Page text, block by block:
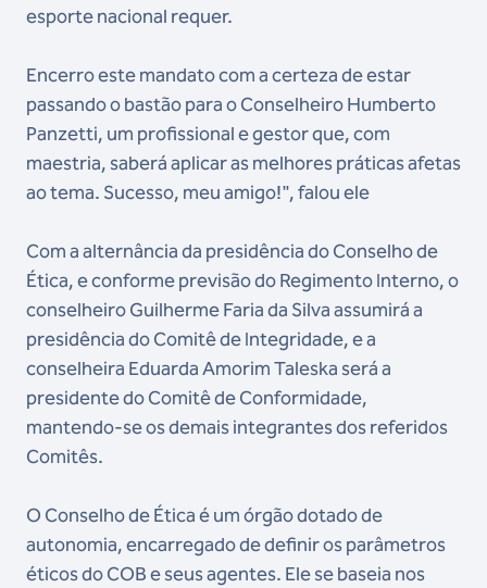
esporte nacional requer.
Encerro este mandato com a certeza de estar
passando o bastão para o Conselheiro Humberto
Panzetti, um profissional e gestor que, com
maestria, saberá aplicar as melhores práticas afetas
ao tema. Sucesso, meu amigo!", falou ele
Com a alternância da presidência do Conselho de
Ética, e conforme previsão do Regimento Interno, o
conselheiro Guilherme Faria da Silva assumirá a
presidência do Comitê de Integridade, e a
conselheira Eduarda Amorim Taleska será a
presidente do Comitê de Conformidade,
mantendo-se os demais integrantes dos referidos
Comitês.
O Conselho de Ética é um órgão dotado de
autonomia, encarregado de definir os parâmetros
éticos do COB e seus agentes. Ele se baseia nos